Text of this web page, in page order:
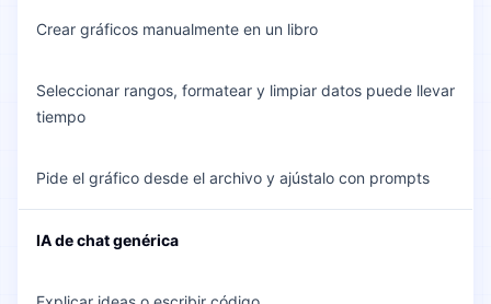
Crear gráficos manualmente en un libro
Seleccionar rangos, formatear y limpiar datos puede llevar
tiempo
Pide el gráfico desde el archivo y ajústalo con prompts
IA de chat genérica